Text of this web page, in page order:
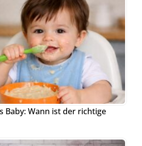
Baby: Wann ist der richtige